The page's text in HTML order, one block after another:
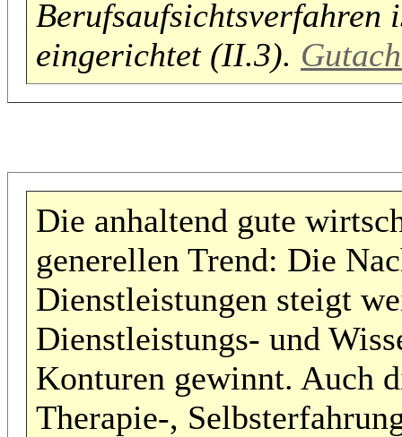
Berufsaufsichtsverfahren
eingerichtet (II.3).
Die anhaltend gute
generellen Trend: Die
Dienstleistungen steigt
Dienstleistungs- und
Konturen gewinnt. Auch
Therapie-,